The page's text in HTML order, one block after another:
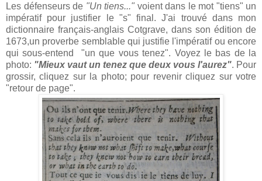
Les défenseurs de "Un tiens..." voient dans le mot "tiens" un
impératif pour justifier le "s" final. J'ai trouvé dans mon
dictionnaire français-anglais Cotgrave, dans son édition de
1673,un proverbe semblable qui justifie l'impératif ou encore
qui sous-entend "un que vous tenez". Voyez le bas de la
photo: "Mieux vaut un tenez que deux vous l'aurez". Pour
grossir, cliquez sur la photo; pour revenir cliquez sur votre
"retour de page".